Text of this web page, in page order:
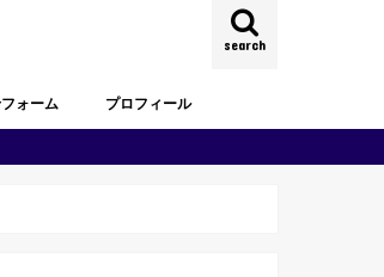
search
ォーム プロフィール